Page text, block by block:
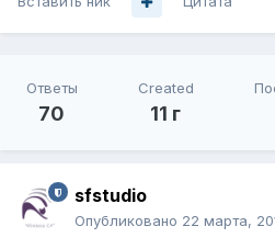
Ответы
70
Created
11 г
sfstudio
Опубликовано 22 марта,